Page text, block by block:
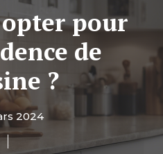
pour
de
?
2024